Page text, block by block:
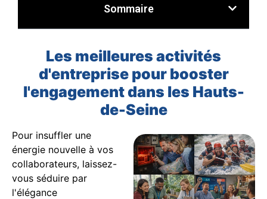
Sommaire
Les meilleures activités
d'entreprise pour booster
l'engagement dans les Hauts-
de-Seine
Pour insuffler une
énergie nouvelle à vos
collaborateurs, laissez-
vous séduire par
l'élégance